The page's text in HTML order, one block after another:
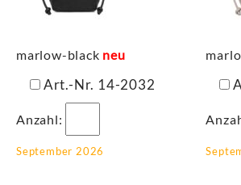
marlow-black neu
Art.-Nr. 14-2032
Anzahl:
September 2026